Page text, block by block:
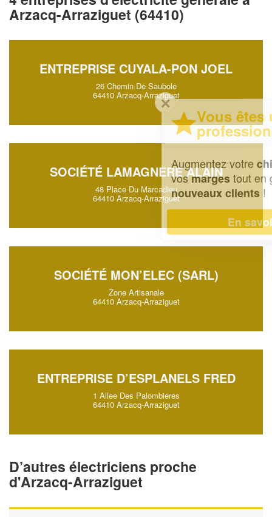
Arzacq-Arraziguet (64410)
ENTREPRISE CUYALA-PON JOEL
26 Chemin De Saubole
64410 Arzacq-Arraziguet
SOCIÉTÉ LAMAGNERE ALAIN
48 Place Du Marcadieu
64410 Arzacq-Arraziguet
SOCIÉTÉ MON’ELEC (SARL)
Zone Artisanale
64410 Arzacq-Arraziguet
ENTREPRISE D’ESPLANELS FRED
1 Allee Des Palombieres
64410 Arzacq-Arraziguet
D’autres électriciens proche
d'Arzacq-Arraziguet
Vous êtes un
professionnel ?
Augmentez votre chiffre d'affaireset
vosmargestout en gagnant de
nouveaux clients!